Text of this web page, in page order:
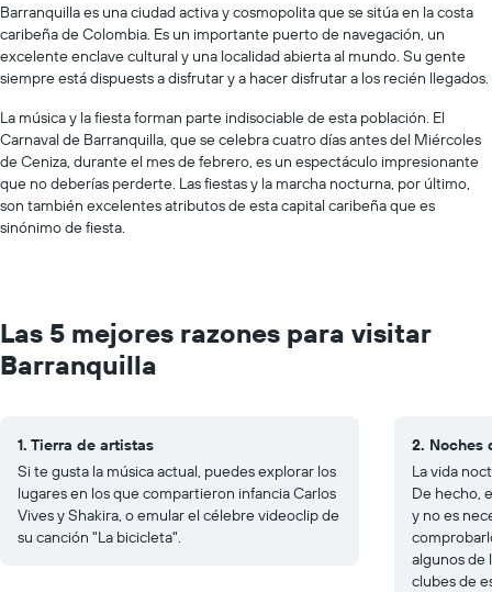
Barranquilla es una ciudad activa y cosmopolita que se sitúa en la costa
caribeña de Colombia. Es un importante puerto de navegación, un
excelente enclave cultural y una localidad abierta al mundo. Su gente
siempre está dispuests a disfrutar y a hacer disfrutar a los recién llegados.
La música y la fiesta forman parte indisociable de esta población. El
Carnaval de Barranquilla, que se celebra cuatro días antes del Miércoles
de Ceniza, durante el mes de febrero, es un espectáculo impresionante
que no deberías perderte. Las fiestas y la marcha nocturna, por último,
son también excelentes atributos de esta capital caribeña que es
sinónimo de fiesta.
Las 5 mejores razones para visitar
Barranquilla
1. Tierra de artistas
Si te gusta la música actual, puedes explorar los
lugares en los que compartieron infancia Carlos
Vives y Shakira, o emular el célebre videoclip de
su canción "La bicicleta".
2. Noches
La vida
De hecho,
y no es
algunos de
clubes de